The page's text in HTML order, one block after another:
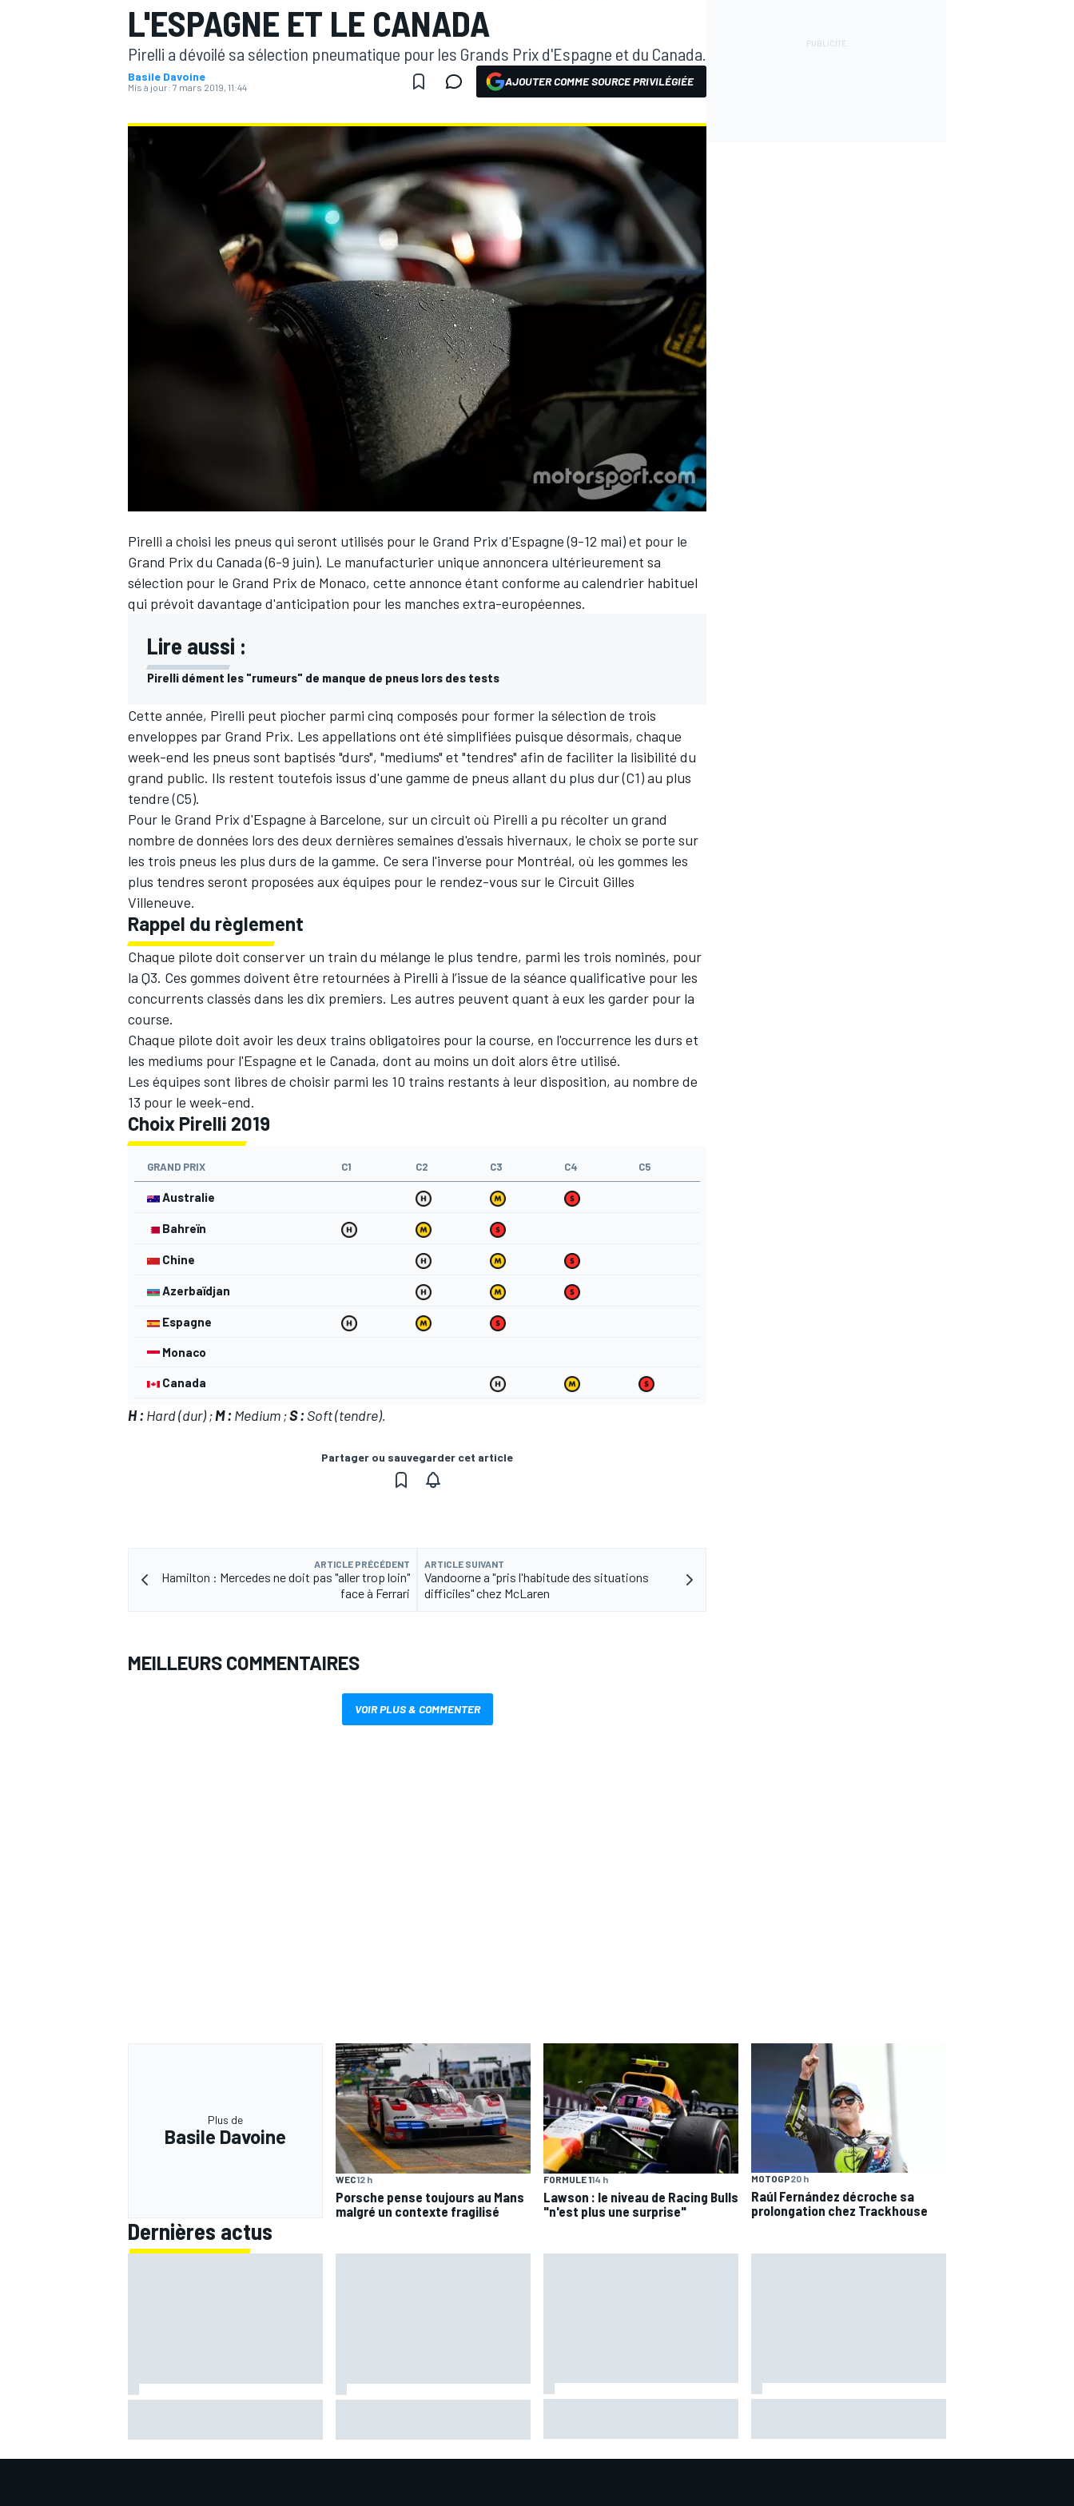
MOTOGP
L'ESPAGNE ET LE CANADA
Pirelli a dévoilé sa sélection pneumatique pour les Grands Prix d'Espagne et du Canada.
Basile Davoine
Mis à jour: 7 mars 2019, 11:44 AJOUTER COMME SOURCE PRIVILÉGIÉE
Pirelli a choisi les pneus qui seront utilisés pour le Grand Prix d'Espagne (9-12 mai) et pour le
Grand Prix du Canada (6-9 juin). Le manufacturier unique annoncera ultérieurement sa
sélection pour le Grand Prix de Monaco, cette annonce étant conforme au calendrier habituel
qui prévoit davantage d'anticipation pour les manches extra-européennes.
Lire aussi :
Pirelli dément les "rumeurs" de manque de pneus lors des tests
Cette année, Pirelli peut piocher parmi cinq composés pour former la sélection de trois
enveloppes par Grand Prix. Les appellations ont été simplifiées puisque désormais, chaque
week-end les pneus sont baptisés "durs", "mediums" et "tendres" afin de faciliter la lisibilité du
grand public. Ils restent toutefois issus d'une gamme de pneus allant du plus dur (C1) au plus
tendre (C5).
Pour le Grand Prix d'Espagne à Barcelone, sur un circuit où Pirelli a pu récolter un grand
nombre de données lors des deux dernières semaines d'essais hivernaux, le choix se porte sur
les trois pneus les plus durs de la gamme. Ce sera l'inverse pour Montréal, où les gommes les
plus tendres seront proposées aux équipes pour le rendez-vous sur le Circuit Gilles
Villeneuve.
Rappel du règlement
Chaque pilote doit conserver un train du mélange le plus tendre, parmi les trois nominés, pour
la Q3. Ces gommes doivent être retournées à Pirelli à l’issue de la séance qualificative pour les
concurrents classés dans les dix premiers. Les autres peuvent quant à eux les garder pour la
course.
Chaque pilote doit avoir les deux trains obligatoires pour la course, en l'occurrence les durs et
les mediums pour l'Espagne et le Canada, dont au moins un doit alors être utilisé.
Les équipes sont libres de choisir parmi les 10 trains restants à leur disposition, au nombre de
13 pour le week-end.
Choix Pirelli 2019
GRAND PRIX C1 C2 C3 C4 C5
Australie
Bahreïn
Chine
Azerbaïdjan
Espagne
Monaco
Canada
H : Hard (dur) ;M : Medium ;S : Soft (tendre).
Partager ou sauvegarder cet article
ARTICLE PRÉCÉDENT
Hamilton : Mercedes ne doit pas "aller trop loin"
face à Ferrari
ARTICLE SUIVANT
Vandoorne a "pris l'habitude des situations
difficiles" chez McLaren
MEILLEURS COMMENTAIRES
VOIR PLUS & COMMENTER
Plus de
Basile Davoine
WEC12 h
Porsche pense toujours au Mans
malgré un contexte fragilisé
FORMULE 114 h
Lawson : le niveau de Racing Bulls
"n'est plus une surprise"
MOTOGP20 h
Raúl Fernández décroche sa
prolongation chez Trackhouse
Dernières actus